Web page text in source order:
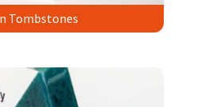
Tombstones